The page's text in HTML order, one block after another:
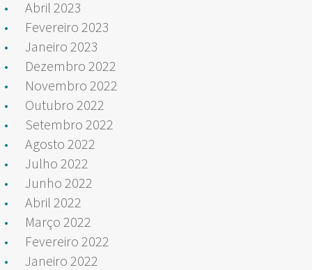
Abril 2023
Fevereiro 2023
Janeiro 2023
Dezembro 2022
Novembro 2022
Outubro 2022
Setembro 2022
Agosto 2022
Julho 2022
Junho 2022
Abril 2022
Março 2022
Fevereiro 2022
Janeiro 2022